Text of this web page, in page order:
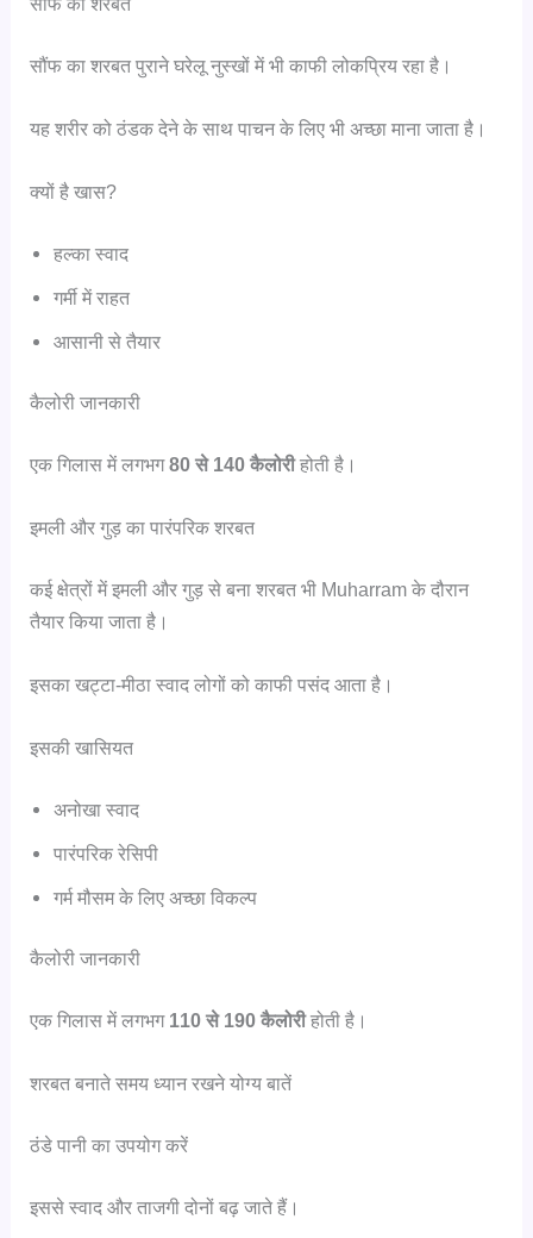
सौंफ का शरबत पुराने घरेलू नुस्खों में भी काफी लोकप्रिय रहा है।
यह शरीर को ठंडक देने के साथ पाचन के लिए भी अच्छा माना जाता है।
क्यों है खास?
हल्का स्वाद
गर्मी में राहत
आसानी से तैयार
कैलोरी जानकारी
एक गिलास में लगभग80 से 140 कैलोरीहोती है।
इमली और गुड़ का पारंपरिक शरबत
कई क्षेत्रों में इमली और गुड़ से बना शरबत भी Muharram के दौरान
तैयार किया जाता है।
इसका खट्टा-मीठा स्वाद लोगों को काफी पसंद आता है।
इसकी खासियत
अनोखा स्वाद
पारंपरिक रेसिपी
गर्म मौसम के लिए अच्छा विकल्प
कैलोरी जानकारी
एक गिलास में लगभग 110 से 190 कैलोरीहोती है।
शरबत बनाते समय ध्यान रखने योग्य बातें
ठंडे पानी का उपयोग करें
इससे स्वाद और ताजगी दोनों बढ़ जाते हैं।